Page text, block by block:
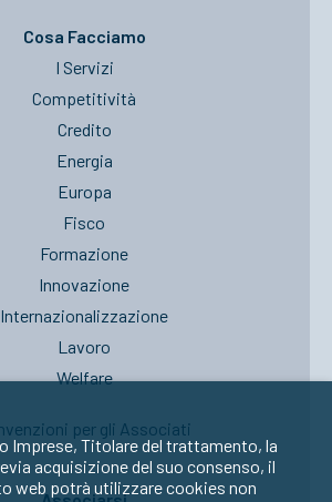
Cosa Facciamo
I Servizi
Competitività
Credito
Energia
Europa
Fisco
Formazione
Innovazione
Internazionalizzazione
Lavoro
Welfare
per gli Associati
Imprese, Titolare del trattamento, la
acquisizione del suo consenso, il
web potrà utilizzare cookies non